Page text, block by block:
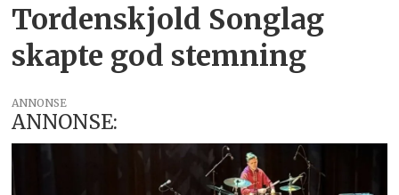
Tordenskjold Songlag
skapte god stemning
ANNONSE
ANNONSE: